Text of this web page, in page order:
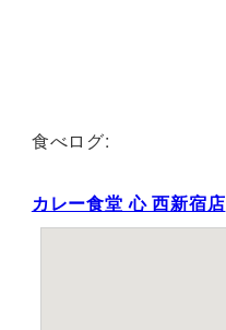
食べログ:
カレー食堂 心 西新宿店